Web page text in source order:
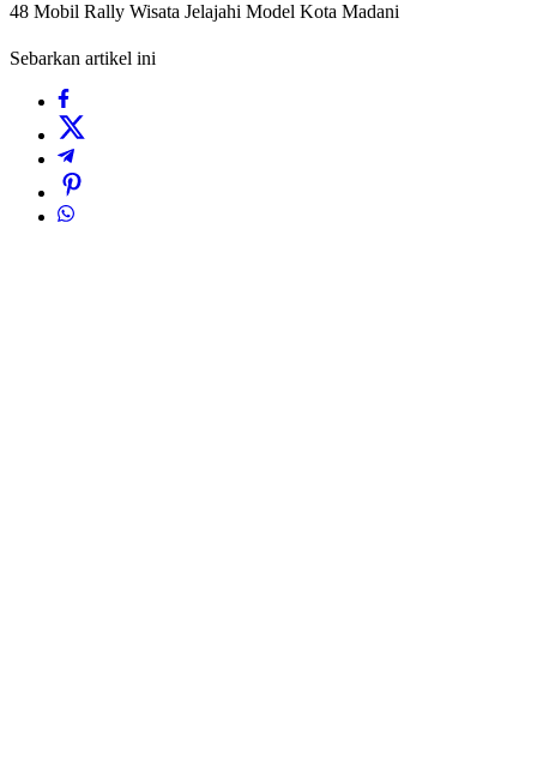
48 Mobil Rally Wisata Jelajahi Model Kota Madani
Sebarkan artikel ini